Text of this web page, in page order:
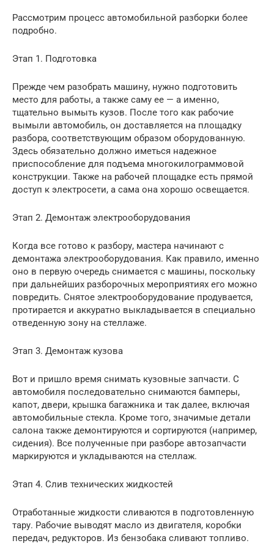
Рассмотрим процесс автомобильной разборки более
подробно.
Этап 1. Подготовка
Прежде чем разобрать машину, нужно подготовить
место для работы, а также саму ее — а именно,
тщательно вымыть кузов. После того как рабочие
вымыли автомобиль, он доставляется на площадку
разбора, соответствующим образом оборудованную.
Здесь обязательно должно иметься надежное
приспособление для подъема многокилограммовой
конструкции. Также на рабочей площадке есть прямой
доступ к электросети, а сама она хорошо освещается.
Этап 2. Демонтаж электрооборудования
Когда все готово к разбору, мастера начинают с
демонтажа электрооборудования. Как правило, именно
оно в первую очередь снимается с машины, поскольку
при дальнейших разборочных мероприятиях его можно
повредить. Снятое электрооборудование продувается,
протирается и аккуратно выкладывается в специально
отведенную зону на стеллаже.
Этап 3. Демонтаж кузова
Вот и пришло время снимать кузовные запчасти. С
автомобиля последовательно снимаются бамперы,
капот, двери, крышка багажника и так далее, включая
автомобильные стекла. Кроме того, значимые детали
салона также демонтируются и сортируются (например,
сидения). Все полученные при разборе автозапчасти
маркируются и укладываются на стеллаж.
Этап 4. Слив технических жидкостей
Отработанные жидкости сливаются в подготовленную
тару. Рабочие выводят масло из двигателя, коробки
передач, редукторов. Из бензобака сливают топливо.